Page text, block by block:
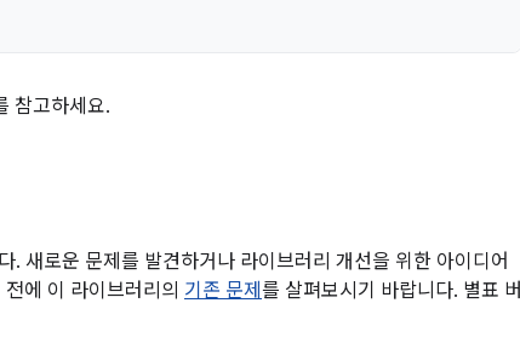
참고하세요.
새로운 문제를 발견하거나 라이브러리 개선을 위한 아이디어
에 이 라이브러리의 기존 문제 를 살펴보시기 바랍니다. 별표 버